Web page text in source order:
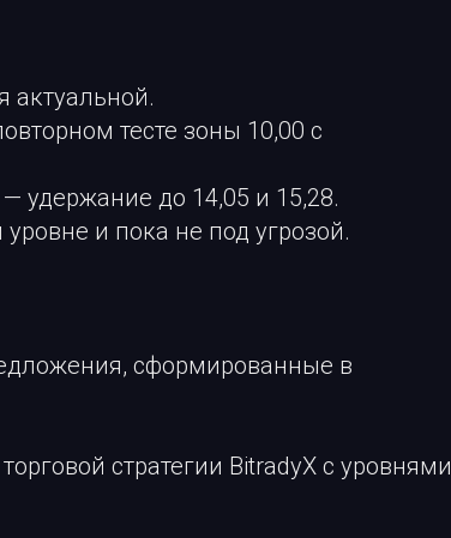
актуальной.
тесте зоны 10,00 с
удержание до 14,05 и 15,28.
и пока не под угрозой.
сформированные в
стратегии BitradyX с уровнями